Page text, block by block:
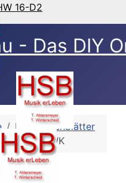
16-D2
- Das DIY
HSB-Datenblätter
FF125WK
-